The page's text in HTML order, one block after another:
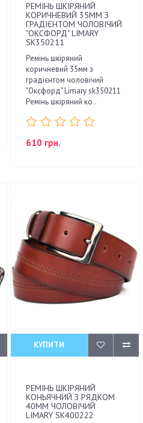
РЕМІНЬ ШКІРЯНИЙ
КОРИЧНЕВИЙ 35ММ З
ГРАДІЄНТОМ ЧОЛОВІЧИЙ
"ОКСФОРД" LIMARY
SK350211
Ремінь шкіряний
коричневий 35мм з
градієнтом чоловічий
"Оксфорд" Limary sk350211
Ремінь шкіряний ко..
610 грн.
КУПИТИ
РЕМІНЬ ШКІРЯНИЙ
КОНЬЯЧНИЙ З РЯДКОМ
40ММ ЧОЛОВІЧИЙ
LIMARY SK400222